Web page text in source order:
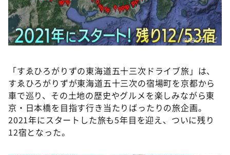
©️ABCテレビ
「すゑひろがりずの東海道五十三次ドライブ旅」は、
すゑひろがりずが東海道五十三次の宿場町を京都から
車で巡り、その土地の歴史やグルメを楽しみながら東
京・日本橋を目指す行き当たりばったりの旅企画。
2021年にスタートした旅も5年目を迎え、ついに残り
12宿となった。